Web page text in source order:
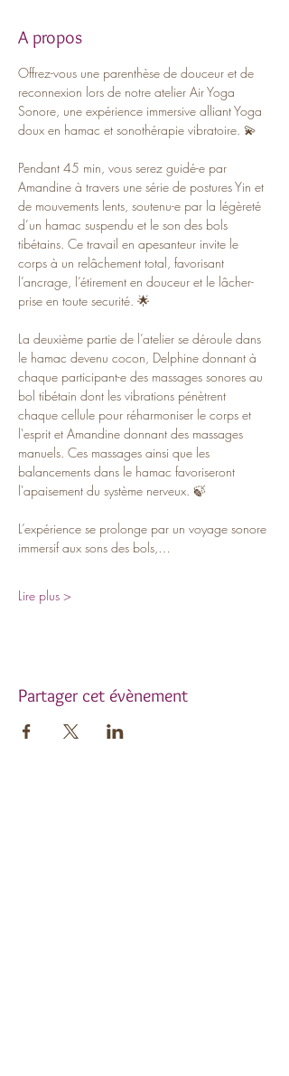
A propos
Offrez-vous une parenthèse de douceur et de
reconnexion lors de notre atelier Air Yoga
Sonore, une expérience immersive alliant Yoga
doux en hamac et sonothérapie vibratoire. 💫
Pendant 45 min, vous serez guidé-e par
Amandine à travers une série de postures Yin et
de mouvements lents, soutenu-e par la légèreté
d’un hamac suspendu et le son des bols
tibétains. Ce travail en apesanteur invite le
corps à un relâchement total, favorisant
l’ancrage, l’étirement en douceur et le lâcher-
prise en toute securité. 🌟
La deuxième partie de l’atelier se déroule dans
le hamac devenu cocon, Delphine donnant à
chaque participant-e des massages sonores au
bol tibétain dont les vibrations pénètrent
chaque cellule pour réharmoniser le corps et
l'esprit et Amandine donnant des massages
manuels. Ces massages ainsi que les
balancements dans le hamac favoriseront
l'apaisement du système nerveux. 🍃
L’expérience se prolonge par un voyage sonore
immersif aux sons des bols,…
Lire plus >
Partager cet évènement